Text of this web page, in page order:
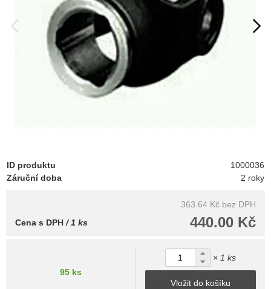
ID produktu
1000036
Záruční doba
2 roky
363.64 Kč bez DPH
440.00 Kč
Cena s DPH / 1 ks
95 ks
× 1 ks
Vložit do košíku